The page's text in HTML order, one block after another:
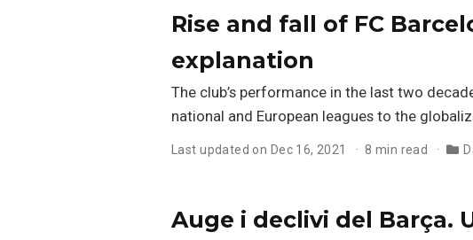
Rise and fall of FC
explanation
The club’s performance in the last two
national and European leagues to the
Last updated on Dec 16, 2021 8 min read
Auge i declivi del Barça.